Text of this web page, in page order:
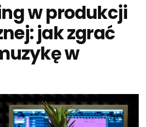
w produkcji
jak zgrać
w